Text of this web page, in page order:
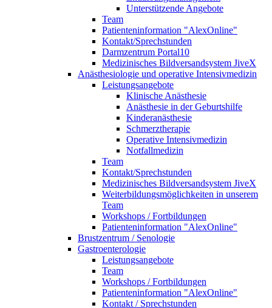
Unterstützende Angebote
Team
Patienteninformation "AlexOnline"
Kontakt/Sprechstunden
Darmzentrum Portal10
Medizinisches Bildversandsystem JiveX
Anästhesiologie und operative Intensivmedizin
Leistungsangebote
Klinische Anästhesie
Anästhesie in der Geburtshilfe
Kinderanästhesie
Schmerztherapie
Operative Intensivmedizin
Notfallmedizin
Team
Kontakt/Sprechstunden
Medizinisches Bildversandsystem JiveX
Weiterbildungsmöglichkeiten in unserem
Team
Workshops / Fortbildungen
Patienteninformation "AlexOnline"
Brustzentrum / Senologie
Gastroenterologie
Leistungsangebote
Team
Workshops / Fortbildungen
Patienteninformation "AlexOnline"
Kontakt / Sprechstunden